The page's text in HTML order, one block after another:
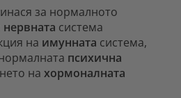
за нормалното
нервната система
на имунната система,
психична
на хормоналната